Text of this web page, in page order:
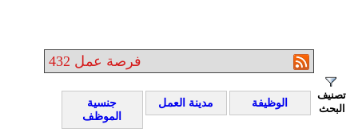
432 فرصة عمل
تصنيف
البحث
الوظيفة مدينة العمل
جنسية
الموظف